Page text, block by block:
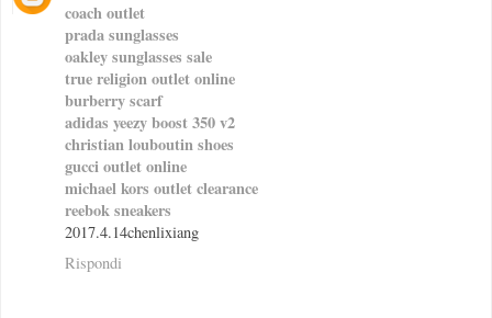
coach outlet
prada sunglasses
oakley sunglasses sale
true religion outlet online
burberry scarf
adidas yeezy boost 350 v2
christian louboutin shoes
gucci outlet online
michael kors outlet clearance
reebok sneakers
2017.4.14chenlixiang
Rispondi